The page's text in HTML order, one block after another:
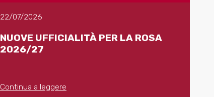
22/07/2026
NUOVE UFFICIALITÀ PER LA ROSA
2026/27
Continua a leggere